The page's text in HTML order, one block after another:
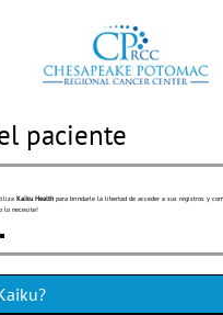
paciente
Kaiku Healthpara brindarle la libertad de acceder a sus registros y
lo necesite!